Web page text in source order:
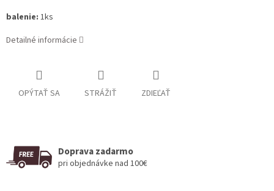
balenie: 1ks
Detailné informácie
OPÝTAŤ SA STRÁŽIŤ ZDIEĽAŤ
Doprava zadarmo
pri objednávke nad 100€